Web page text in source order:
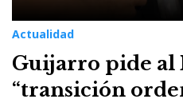
Actualidad
Guijarro pide al
“transición